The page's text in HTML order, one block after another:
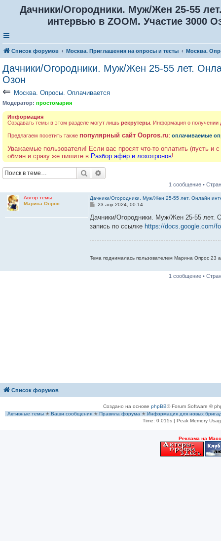
Дачники/Огородники. Муж/Жен 25-55
интервью в ZOOM. Участие 3000
Список форумов Москва. Приглашения на опросы и тесты Москва.
Дачники/Огородники. Муж/Жен 25-55 лет.
Озон
⇐ Москва. Опросы. Оплачивается
Модератор: простомария
Информация
Создавать темы в этом разделе могут лишь рекрутеры . Информация о получении
Предлагаем посетить также популярный сайт Oopros.ru: оплачиваемые
Уважаемые пользователи! Если вас просят что-то оплатить (пусть и
обман и сразу же пишите в Разбор афёр и лохотронов!
Поиск
1 сообщение •
Автор темы
Марина Опрос
Дачники/Огородники. Муж/Жен 25-55 лет. Онлайн
С
о
щ
н
23 апр 2024, 00:14
Дачники/Огородники. Муж/Жен 25-55 лет.
запись по ссылке https://docs.google.com/
Тема поднималась пользователем Марина Опрос 23
1 сообщение •
Список форумов
Создано на основе phpBB® Forum Software ©
Активные темы ✭ Ваши сообщения ✭ Правила форума ✭ Информация для новых
Time: 0.015s| Peak Memory
Рeклама на